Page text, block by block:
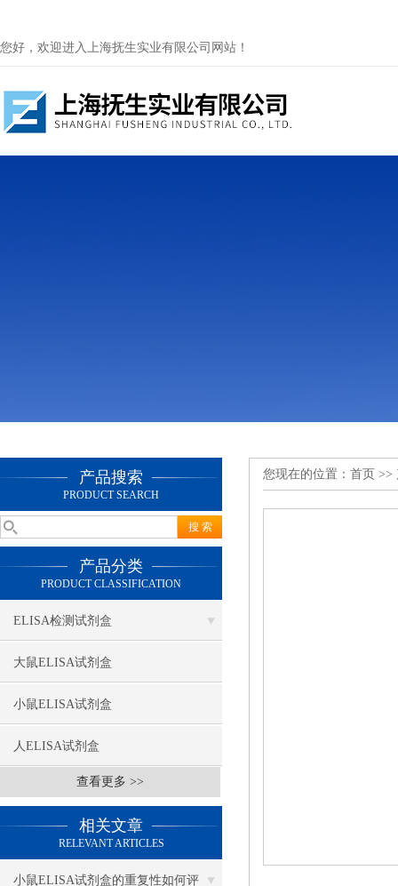
您好，欢迎进入上海抚生实业有限公司网站！
产品搜索
PRODUCT SEARCH
产品分类
PRODUCT CLASSIFICATION
ELISA检测试剂盒
大鼠ELISA试剂盒
小鼠ELISA试剂盒
人ELISA试剂盒
查看更多 >>
相关文章
RELEVANT ARTICLES
小鼠ELISA试剂盒的重复性如何评
您现在的位置： 首页 >>